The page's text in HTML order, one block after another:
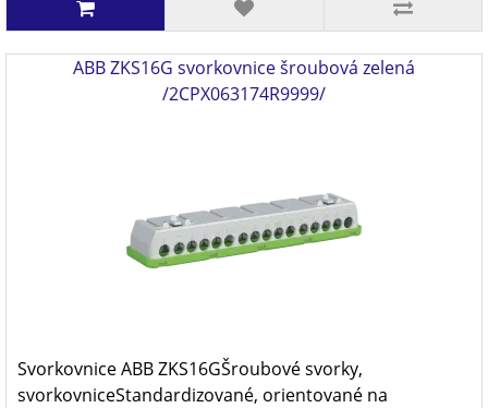
ABB ZKS16G svorkovnice šroubová zelená
/2CPX063174R9999/
Svorkovnice ABB ZKS16GŠroubové svorky,
svorkovniceStandardizované, orientované na